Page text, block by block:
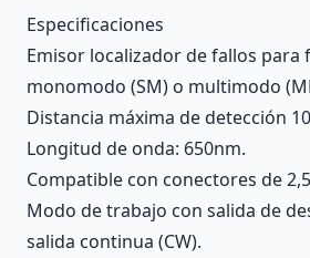
Description
Especificaciones
Emisor localizador de fallos para
monomodo (SM) o multimodo
Distancia máxima de detección
Longitud de onda: 650nm.
Compatible con conectores de
Modo de trabajo con salida de
salida continua (CW).